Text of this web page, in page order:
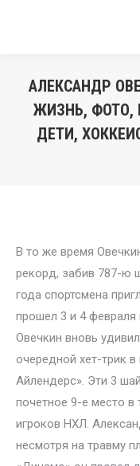
АЛЕКСАНДР
ЖИЗНЬ, ФОТО,
ДЕТИ,
В то же время
рекорд, забив 787-ю
года спортсмена
прошел 3 и 4
Овечкин вновь
очередной хет-трик
Айлендерс». Эти 3
почетное 9-е место в
игроков НХЛ.
несмотря на травму